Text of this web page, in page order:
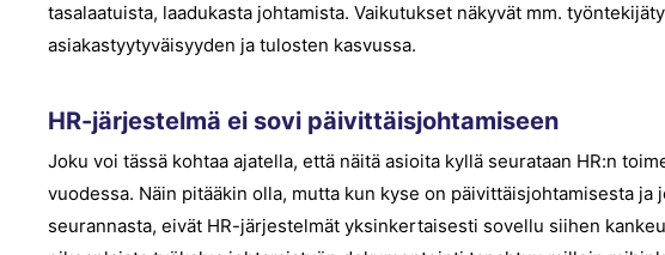
tasalaatuista, laadukasta johtamista. Vaikutukset näkyvät mm.
asiakastyytyväisyyden ja tulosten kasvussa.
HR-järjestelmä ei sovi päivittäisjohtamiseen
Joku voi tässä kohtaa ajatella, että näitä asioita kyllä seurataan HR:n
vuodessa. Näin pitääkin olla, mutta kun kyse on päivittäisjohtamisesta ja
seurannasta, eivät HR-järjestelmät yksinkertaisesti sovellu siihen